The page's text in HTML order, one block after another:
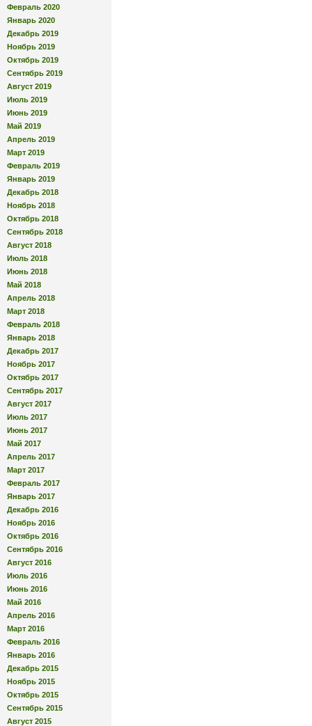
Февраль 2020
Январь 2020
Декабрь 2019
Ноябрь 2019
Октябрь 2019
Сентябрь 2019
Август 2019
Июль 2019
Июнь 2019
Май 2019
Апрель 2019
Март 2019
Февраль 2019
Январь 2019
Декабрь 2018
Ноябрь 2018
Октябрь 2018
Сентябрь 2018
Август 2018
Июль 2018
Июнь 2018
Май 2018
Апрель 2018
Март 2018
Февраль 2018
Январь 2018
Декабрь 2017
Ноябрь 2017
Октябрь 2017
Сентябрь 2017
Август 2017
Июль 2017
Июнь 2017
Май 2017
Апрель 2017
Март 2017
Февраль 2017
Январь 2017
Декабрь 2016
Ноябрь 2016
Октябрь 2016
Сентябрь 2016
Август 2016
Июль 2016
Июнь 2016
Май 2016
Апрель 2016
Март 2016
Февраль 2016
Январь 2016
Декабрь 2015
Ноябрь 2015
Октябрь 2015
Сентябрь 2015
Август 2015